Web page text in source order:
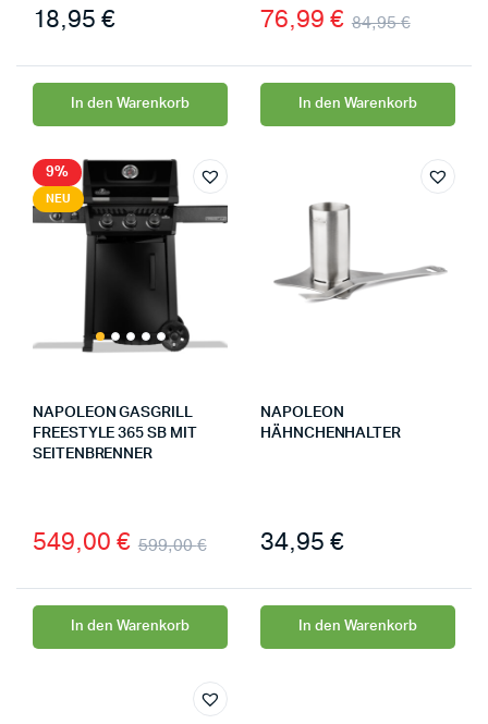
18,95 €
In den Warenkorb
84,95€
76,99 €
In den Warenkorb
9%
NEU
NAPOLEON GASGRILL
FREESTYLE 365 SB MIT
SEITENBRENNER
599,00€
549,00 €
In den Warenkorb
NAPOLEON
HÄHNCHENHALTER
34,95 €
In den Warenkorb